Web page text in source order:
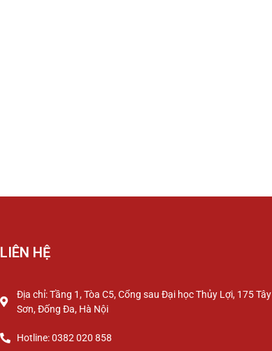
LIÊN HỆ
Địa chỉ: Tầng 1, Tòa C5, Cổng sau Đại học Thủy Lợi, 175 Tây
Sơn, Đống Đa, Hà Nội
Hotline: 0382 020 858